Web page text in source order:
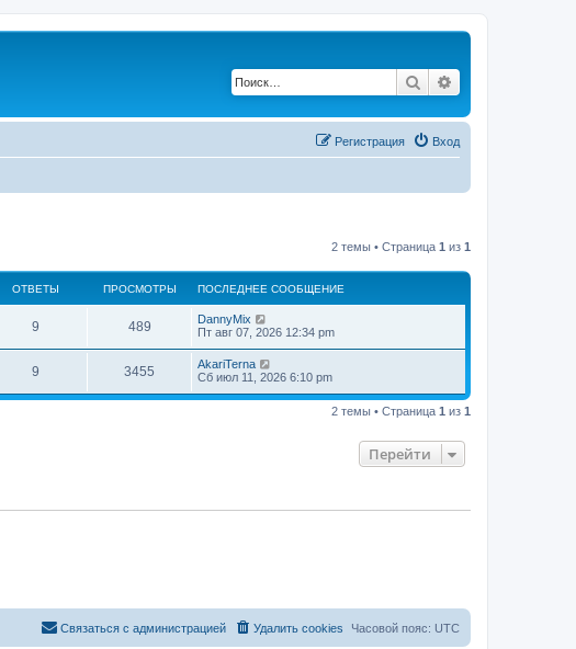
Поиск
Вход
Регистрация
2 темы • Страница 1 из 1
ОТВЕТЫ ПРОСМОТРЫ ПОСЛЕДНЕЕ СООБЩЕНИЕ
9 489
DannyMix
Пт авг 07, 2026 12:34 pm
9 3455
AkariTerna
Сб июл 11, 2026 6:10 pm
2 темы • Страница 1 из 1
Перейти
Часовой пояс: UTC
Удалить cookies
Связаться с администрацией